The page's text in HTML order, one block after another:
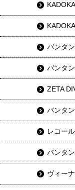
バンタ
バンタ
ZETA
バンタ
レコー
バンタ
ヴィー